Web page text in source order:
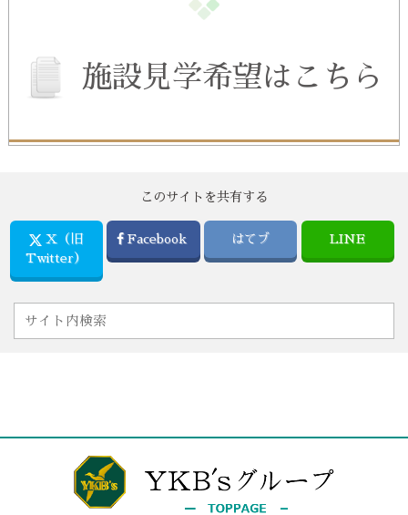
施設見学希望はこちら
このサイトを共有する
X（旧
Twitter）
Facebook はてブ LINE